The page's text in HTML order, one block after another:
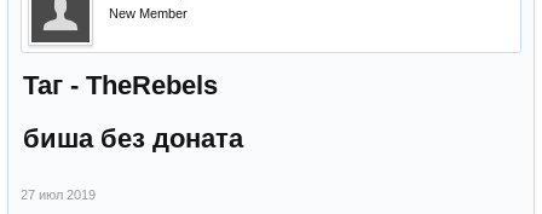
New Member
Таг - TheRebels
биша без доната
27 июл 2019